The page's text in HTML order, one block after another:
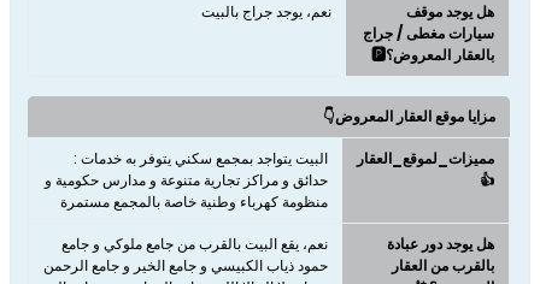
هل يوجد موقف
سيارات مغطى / جراج
بالعقار المعروض؟🅿️
نعم، يوجد جراج بالبيت
مزايا موقع العقار المعروض👇
مميزات_لموقع_العقار
👍
البيت يتواجد بمجمع سكني يتوفر به خدمات :
حدائق و مراكز تجارية متنوعة و مدارس حكومية و
منظومة كهرباء وطنية خاصة بالمجمع مستمرة
هل يوجد دور عبادة
بالقرب من العقار
نعم، يقع البيت بالقرب من جامع ملوكي و جامع
حمود ذياب الكبيسي و جامع الخير و جامع الرحمن